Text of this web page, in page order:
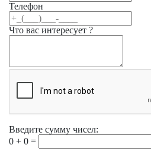
Телефон
Что вас интересует ?
Введите сумму чисел:
0 + 0 =